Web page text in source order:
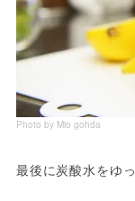
Photo by Mio gohda
最後に炭酸水をゆ